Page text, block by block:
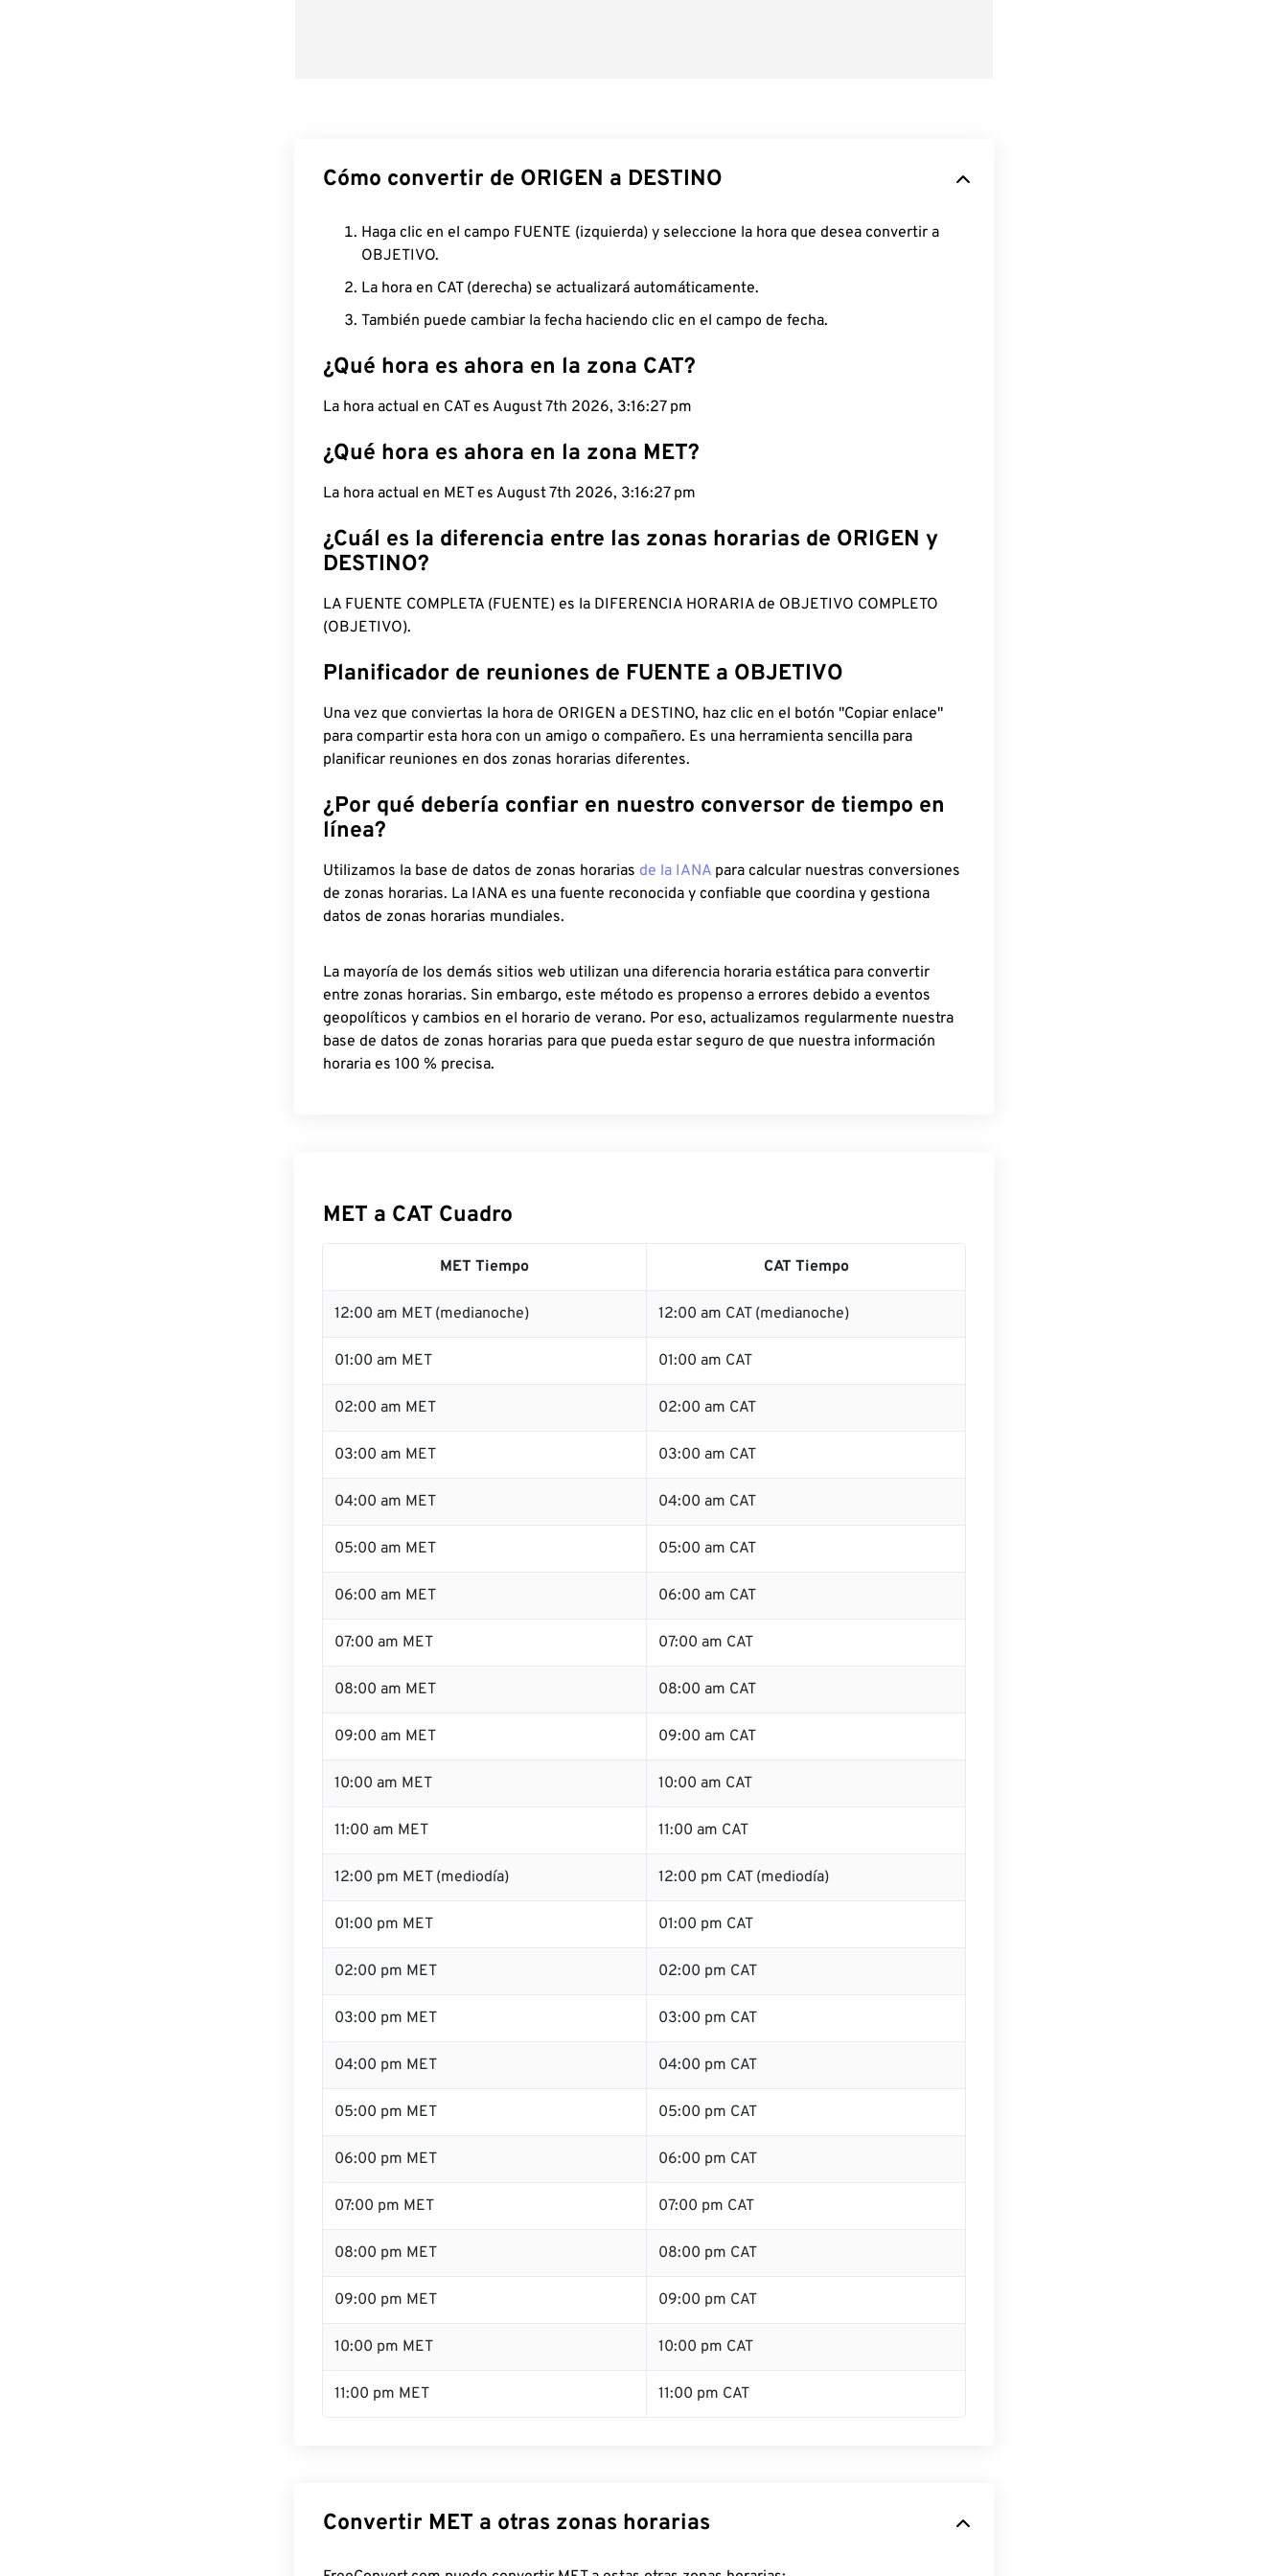
Cómo convertir de ORIGEN a DESTINO
Haga clic en el campo FUENTE (izquierda) y seleccione la hora que desea convertir a
OBJETIVO.
La hora en CAT (derecha) se actualizará automáticamente.
También puede cambiar la fecha haciendo clic en el campo de fecha.
¿Qué hora es ahora en la zona CAT?
La hora actual en CAT es August 7th 2026, 3:16:28 pm
¿Qué hora es ahora en la zona MET?
La hora actual en MET es August 7th 2026, 3:16:28 pm
¿Cuál es la diferencia entre las zonas horarias de ORIGEN y
DESTINO?
LA FUENTE COMPLETA (FUENTE) es la DIFERENCIA HORARIA de OBJETIVO COMPLETO
(OBJETIVO).
Planificador de reuniones de FUENTE a OBJETIVO
Una vez que conviertas la hora de ORIGEN a DESTINO, haz clic en el botón "Copiar enlace"
para compartir esta hora con un amigo o compañero. Es una herramienta sencilla para
planificar reuniones en dos zonas horarias diferentes.
¿Por qué debería confiar en nuestro conversor de tiempo en
línea?
Utilizamos la base de datos de zonas horarias de la IANA para calcular nuestras conversiones
de zonas horarias. La IANA es una fuente reconocida y confiable que coordina y gestiona
datos de zonas horarias mundiales.
La mayoría de los demás sitios web utilizan una diferencia horaria estática para convertir
entre zonas horarias. Sin embargo, este método es propenso a errores debido a eventos
geopolíticos y cambios en el horario de verano. Por eso, actualizamos regularmente nuestra
base de datos de zonas horarias para que pueda estar seguro de que nuestra información
horaria es 100 % precisa.
MET a CAT Cuadro
MET Tiempo CAT Tiempo
12:00 am MET (medianoche) 12:00 am CAT (medianoche)
01:00 am MET 01:00 am CAT
02:00 am MET 02:00 am CAT
03:00 am MET 03:00 am CAT
04:00 am MET 04:00 am CAT
05:00 am MET 05:00 am CAT
06:00 am MET 06:00 am CAT
07:00 am MET 07:00 am CAT
08:00 am MET 08:00 am CAT
09:00 am MET 09:00 am CAT
10:00 am MET 10:00 am CAT
11:00 am MET 11:00 am CAT
12:00 pm MET (mediodía) 12:00 pm CAT (mediodía)
01:00 pm MET 01:00 pm CAT
02:00 pm MET 02:00 pm CAT
03:00 pm MET 03:00 pm CAT
04:00 pm MET 04:00 pm CAT
05:00 pm MET 05:00 pm CAT
06:00 pm MET 06:00 pm CAT
07:00 pm MET 07:00 pm CAT
08:00 pm MET 08:00 pm CAT
09:00 pm MET 09:00 pm CAT
10:00 pm MET 10:00 pm CAT
11:00 pm MET 11:00 pm CAT
Convertir MET a otras zonas horarias